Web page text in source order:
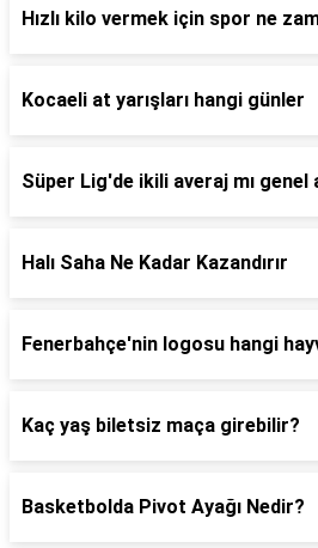
Hızlı kilo vermek için spor ne
Kocaeli at yarışları hangi günler
Süper Lig'de ikili averaj mı genel
Halı Saha Ne Kadar Kazandırır
Fenerbahçe'nin logosu hangi
Kaç yaş biletsiz maça girebilir?
Basketbolda Pivot Ayağı Nedir?